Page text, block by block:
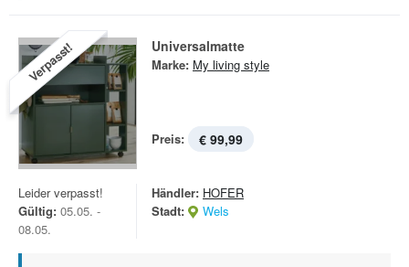
Verpasst! Universalmatte
Marke: My living style
Preis: € 99,99
Leider verpasst!
Gültig: 05.05. -
08.05.
Händler: HOFER
Stadt:
Wels